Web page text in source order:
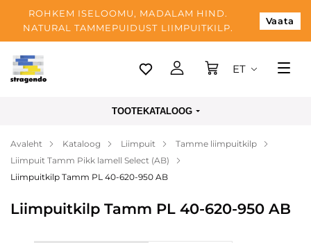
ROHKEM ISELOOMU, MADALAM HIND.
NATURAL TAMMEPUIDUST LIIMPUITKILP.
Vaata
Tallinn
Makse
Meist
ET
TOOTEKATALOOG
Avaleht Kataloog Liimpuit
Tamme liimpuitkilp
Liimpuit Tamm Pikk lamell Select (AB)
Liimpuitkilp Tamm PL 40-620-950 AB
Liimpuitkilp Tamm PL 40-620-950 AB